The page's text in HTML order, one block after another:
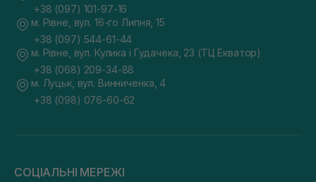
+38 (097) 101-97-16
м. Рівне, вул. 16-го Липня, 15
+38 (097) 544-61-44
м. Рівне, вул. Кулика і Гудачека, 23 (ТЦ Екватор)
+38 (068) 209-34-88
м. Луцьк, вул. Винниченка, 4
+38 (098) 076-60-62
СОЦІАЛЬНІ МЕРЕЖІ